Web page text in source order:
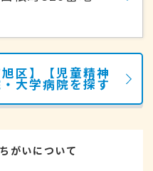
区】【児童精神
大学病院を探す
がいについて